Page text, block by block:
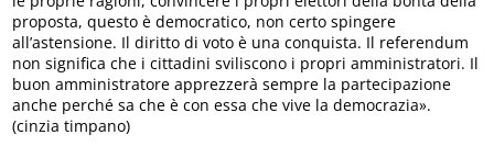
proposta, questo è democratico, non certo spingere
all’astensione. Il diritto di voto è una conquista. Il referendum
non significa che i cittadini sviliscono i propri amministratori. Il
buon amministratore apprezzerà sempre la partecipazione
anche perché sa che è con essa che vive la democrazia».
(cinzia timpano)